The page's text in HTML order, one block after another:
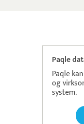
Paqle
Paqle
og
system.